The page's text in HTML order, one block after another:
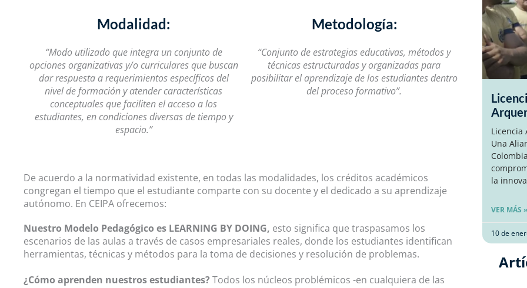
Modalidad:
“Modo utilizado que integra un conjunto de
opciones organizativas y/o curriculares que buscan
dar respuesta a requerimientos específicos del
nivel de formación y atender características
conceptuales que faciliten el acceso a los
estudiantes, en condiciones diversas de tiempo y
espacio.”
Metodología:
“Conjunto de estrategias educativas, métodos y
técnicas estructuradas y organizadas para
posibilitar el aprendizaje de los estudiantes dentro
del proceso formativo”.
De acuerdo a la normatividad existente, en todas las modalidades, los créditos académicos
congregan el tiempo que el estudiante comparte con su docente y el dedicado a su aprendizaje
autónomo. En CEIPA ofrecemos:
Nuestro Modelo Pedagógico es LEARNING BY DOING, esto significa que traspasamos los
escenarios de las aulas a través de casos empresariales reales, donde los estudiantes identifican
herramientas, técnicas y métodos para la toma de decisiones y resolución de problemas.
¿Cómo aprenden nuestros estudiantes? Todos los núcleos problémicos -en cualquiera de las
Licencia
Una
la
VER MÁS »
10 de